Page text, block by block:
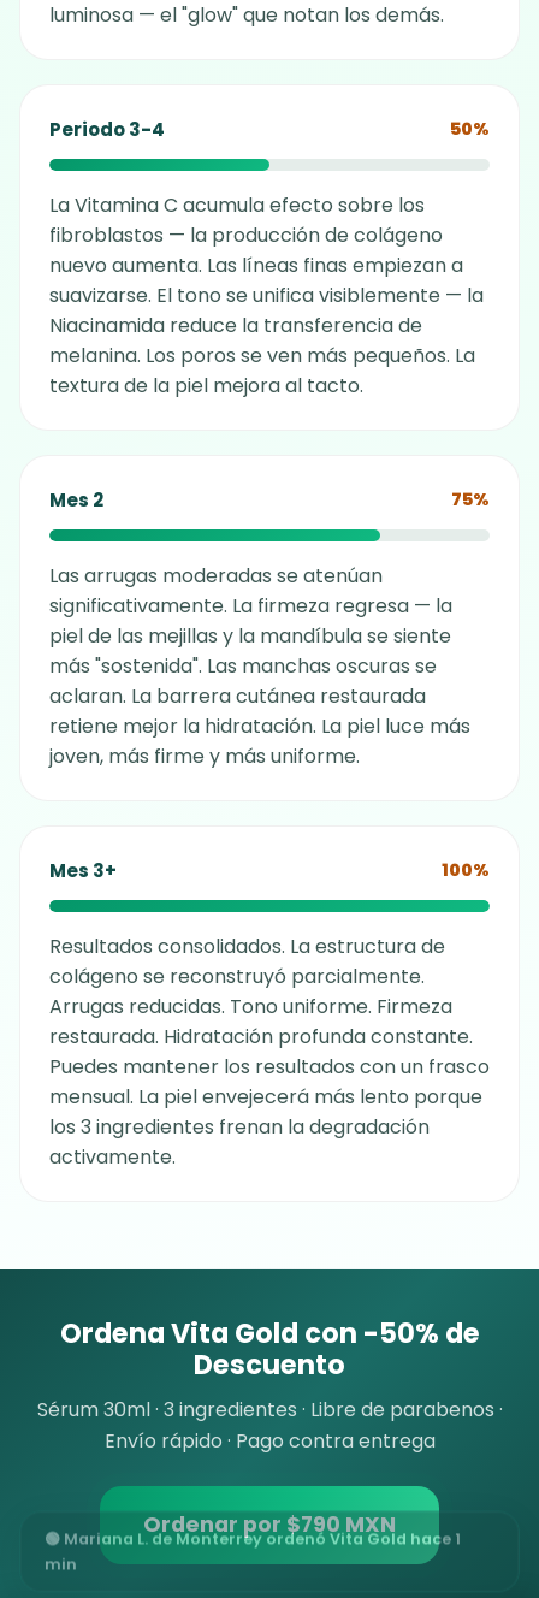
🟢 Mariana L. de Monterrey ordenó Vita Gold hace 1
min
luminosa — el "glow" que notan los demás.
Periodo 3-4 50%
La Vitamina C acumula efecto sobre los
fibroblastos — la producción de colágeno
nuevo aumenta. Las líneas finas empiezan a
suavizarse. El tono se unifica visiblemente — la
Niacinamida reduce la transferencia de
melanina. Los poros se ven más pequeños. La
textura de la piel mejora al tacto.
Mes 2 75%
Las arrugas moderadas se atenúan
significativamente. La firmeza regresa — la
piel de las mejillas y la mandíbula se siente
más "sostenida". Las manchas oscuras se
aclaran. La barrera cutánea restaurada
retiene mejor la hidratación. La piel luce más
joven, más firme y más uniforme.
Mes 3+ 100%
Resultados consolidados. La estructura de
colágeno se reconstruyó parcialmente.
Arrugas reducidas. Tono uniforme. Firmeza
restaurada. Hidratación profunda constante.
Puedes mantener los resultados con un frasco
mensual. La piel envejecerá más lento porque
los 3 ingredientes frenan la degradación
activamente.
Ordena Vita Gold con -50% de
Descuento
Sérum 30ml · 3 ingredientes · Libre de parabenos ·
Envío rápido · Pago contra entrega
Ordenar por $790 MXN